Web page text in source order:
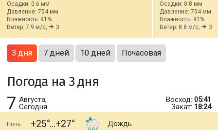
Осадки: 0.6 мм
Давление: 754 мм
Влажность: 91%
Ветер: 7.9 м/с,
З
Осадки: 0.8 мм
Давление: 754 мм
Влажность: 91%
Ветер: 8.8 м/с,
З
3 дня 7 дней 10 дней Почасовая
Погода на 3 дня
7 Августа,
Сегодня
Восход: 05:41
Закат: 18:24
Ночь +25 +27 Дождь